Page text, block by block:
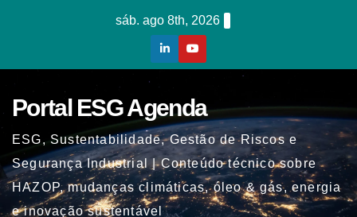
sáb. ago 8th, 2026
Portal ESG Agenda
ESG, Sustentabilidade, Gestão de Riscos e
Segurança Industrial | Conteúdo técnico sobre
HAZOP, mudanças climáticas, óleo & gás, energia
e inovação sustentável